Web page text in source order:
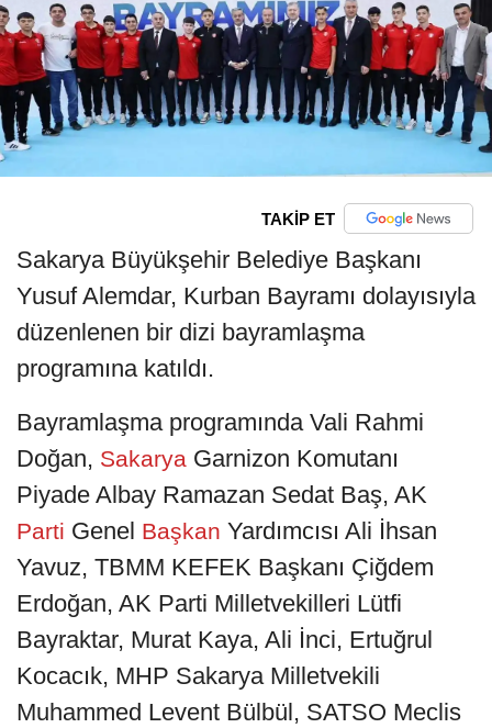
TAKİP ET
Sakarya Büyükşehir Belediye Başkanı
Yusuf Alemdar, Kurban Bayramı dolayısıyla
düzenlenen bir dizi bayramlaşma
programına katıldı.
Bayramlaşma programında Vali Rahmi
Doğan, Sakarya Garnizon Komutanı
Piyade Albay Ramazan Sedat Baş, AK
Parti Genel Başkan Yardımcısı Ali İhsan
Yavuz, TBMM KEFEK Başkanı Çiğdem
Erdoğan, AK Parti Milletvekilleri Lütfi
Bayraktar, Murat Kaya, Ali İnci, Ertuğrul
Kocacık, MHP Sakarya Milletvekili
Muhammed Levent Bülbül, SATSO Meclis